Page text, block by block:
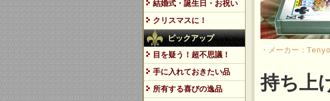
結婚式・誕生日・お祝い
クリスマスに！
ピックアップ
目を疑う！超不思議！
手に入れておきたい品
所有する喜びの逸品
・メーカー：
持ち上